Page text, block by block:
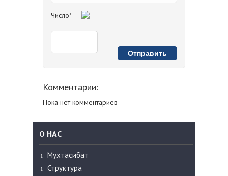
Число*
Комментарии:
Пока нет комментариев
О НАС
Мухтасибат
Структура